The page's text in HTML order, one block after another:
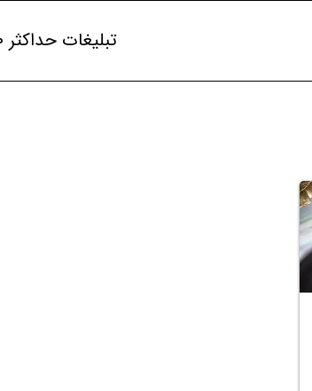
تبلیغات حداکثر ۷۲۰ در ۹۰